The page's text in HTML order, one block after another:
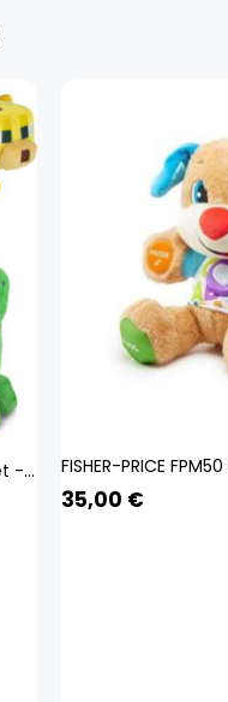
Jazwares Minecraft Plüschtiere 4er Set - Plüsch - Spielzeug - Kuscheltier - Oktopus/Katze/Kriechpflanze/Schwein - ca. 22 cm
35,00 €